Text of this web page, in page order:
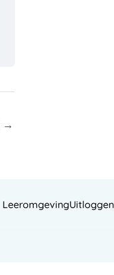
→
LeeromgevingUitloggen